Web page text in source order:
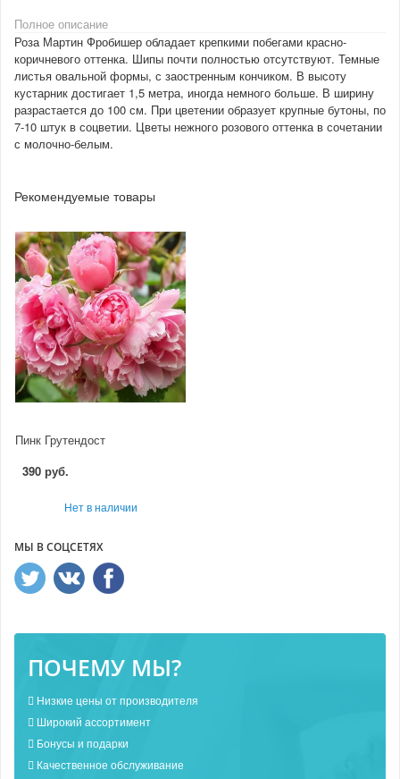
Полное описание
Роза Мартин Фробишер обладает крепкими побегами красно-
коричневого оттенка. Шипы почти полностью отсутствуют. Темные
листья овальной формы, с заостренным кончиком. В высоту
кустарник достигает 1,5 метра, иногда немного больше. В ширину
разрастается до 100 см. При цветении образует крупные бутоны, по
7-10 штук в соцветии. Цветы нежного розового оттенка в сочетании
с молочно-белым.
Рекомендуемые товары
Пинк Грутендост
390 руб.
Нет в наличии
МЫ В СОЦСЕТЯХ
ПОЧЕМУ МЫ?
Низкие цены от производителя
Широкий ассортимент
Бонусы и подарки
Качественное обслуживание